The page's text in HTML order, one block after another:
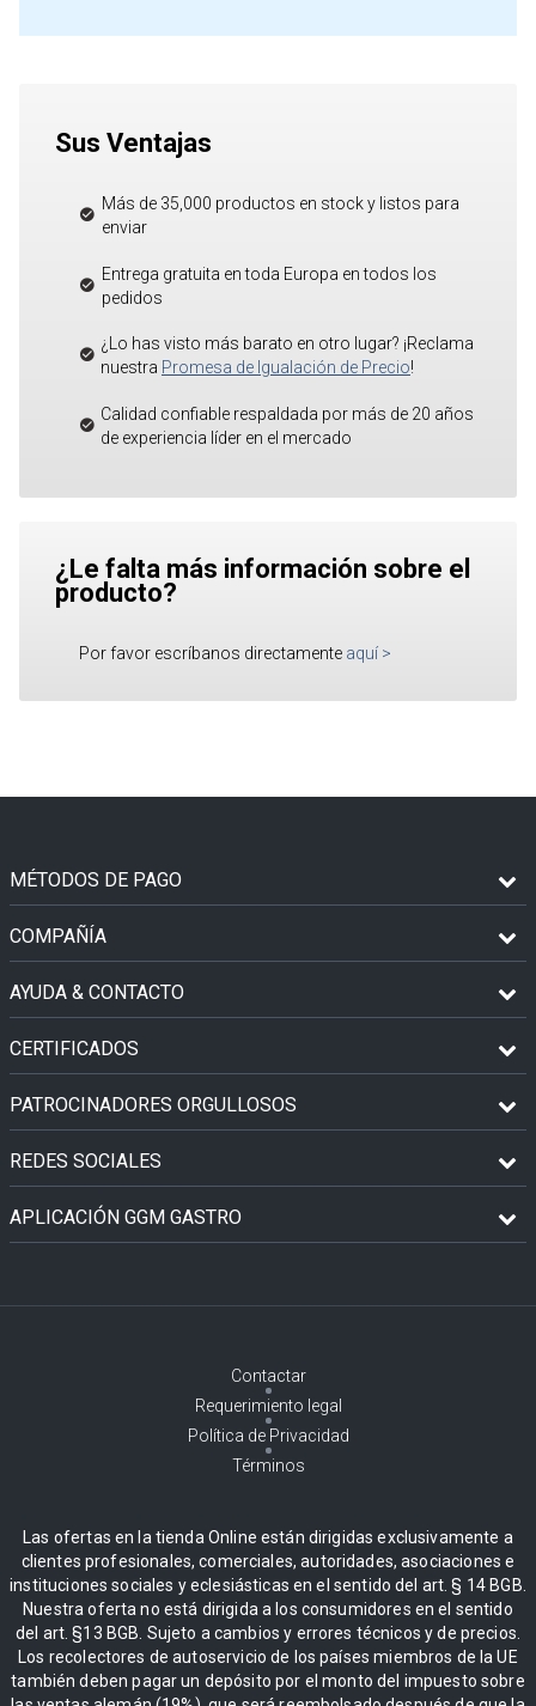
Sus Ventajas
Más de 35,000 productos en stock y listos para
enviar
Entrega gratuita en toda Europa en todos los
pedidos
¿Lo has visto más barato en otro lugar? ¡Reclama
nuestra Promesa de Igualación de Precio!
Calidad confiable respaldada por más de 20 años
de experiencia líder en el mercado
¿Le falta más información sobre el
producto?
Por favor escríbanos directamente aquí >
MÉTODOS DE PAGO
COMPAÑÍA
AYUDA & CONTACTO
CERTIFICADOS
PATROCINADORES ORGULLOSOS
REDES SOCIALES
APLICACIÓN GGM GASTRO
Contactar
Requerimiento legal
Política de Privacidad
Términos
Las ofertas en la tienda Online están dirigidas exclusivamente a
clientes profesionales, comerciales, autoridades, asociaciones e
instituciones sociales y eclesiásticas en el sentido del art. § 14 BGB.
Nuestra oferta no está dirigida a los consumidores en el sentido
del art. §13 BGB. Sujeto a cambios y errores técnicos y de precios.
Los recolectores de autoservicio de los países miembros de la UE
también deben pagar un depósito por el monto del impuesto sobre